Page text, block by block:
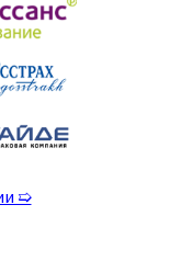
➯